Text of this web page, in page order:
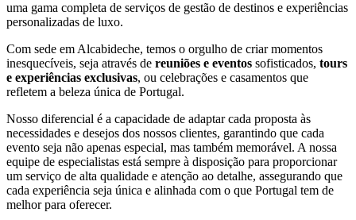
uma gama completa de serviços de gestão de destinos e experiências
personalizadas de luxo.
Com sede em Alcabideche, temos o orgulho de criar momentos
inesquecíveis, seja através de reuniões e eventos sofisticados, tours
e experiências exclusivas, ou celebrações e casamentos que
refletem a beleza única de Portugal.
Nosso diferencial é a capacidade de adaptar cada proposta às
necessidades e desejos dos nossos clientes, garantindo que cada
evento seja não apenas especial, mas também memorável. A nossa
equipe de especialistas está sempre à disposição para proporcionar
um serviço de alta qualidade e atenção ao detalhe, assegurando que
cada experiência seja única e alinhada com o que Portugal tem de
melhor para oferecer.